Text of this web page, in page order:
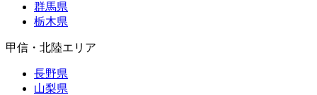
群馬県
栃木県
甲信・北陸エリア
長野県
山梨県